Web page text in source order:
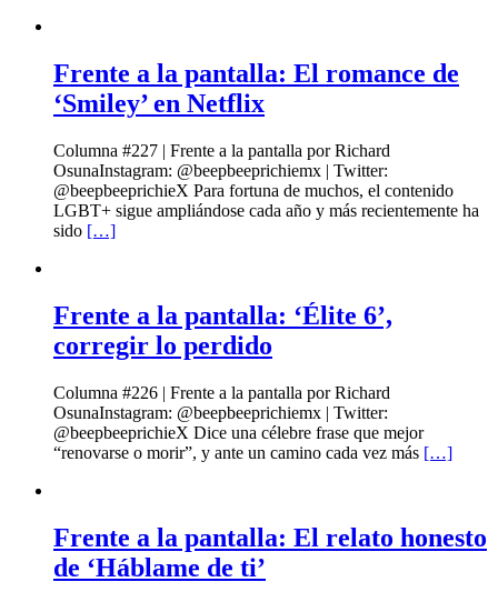
Frente a la pantalla: El romance de
‘Smiley’ en Netflix
Columna #227 | Frente a la pantalla por Richard
OsunaInstagram: @beepbeeprichiemx | Twitter:
@beepbeeprichieX Para fortuna de muchos, el contenido
LGBT+ sigue ampliándose cada año y más recientemente ha
sido […]
Frente a la pantalla: ‘Élite 6’,
corregir lo perdido
Columna #226 | Frente a la pantalla por Richard
OsunaInstagram: @beepbeeprichiemx | Twitter:
@beepbeeprichieX Dice una célebre frase que mejor
“renovarse o morir”, y ante un camino cada vez más […]
Frente a la pantalla: El relato honesto
de ‘Háblame de ti’